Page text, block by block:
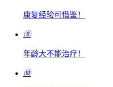
康复经验可借鉴！
⑨
年龄大不能治疗！
⑩